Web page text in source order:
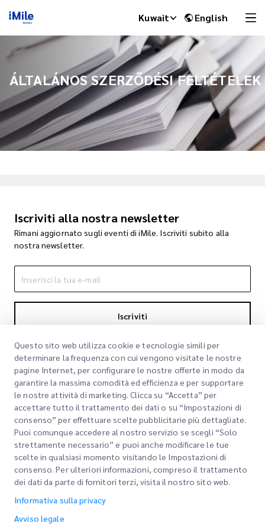
Kuwait English
ÁLTALÁNOS SZERZŐDÉSI FELTÉTELEK
Iscriviti alla nostra newsletter
Rimani aggiornato sugli eventi di iMile. Iscriviti subito alla
nostra newsletter.
Iscriviti
Iscrivendoti accetti la nostra Informativa sulla privacy Informativa sulla
privacy
Link rapidi
Sedi degli uffici
Richiedi un preventivo
Aziendale
Chi siamo
I nostri servizi
Questo sito web utilizza cookie e tecnologie simili per
determinare la frequenza con cui vengono visitate le nostre
pagine Internet, per configurare le nostre offerte in modo da
garantire la massima comodità ed efficienza e per supportare
le nostre attività di marketing. Clicca su “Accetta” per
accettare tutto il trattamento dei dati o su “Impostazioni di
consenso” per effettuare scelte pubblicitarie più dettagliate.
Puoi comunque accedere al nostro servizio se scegli “Solo
strettamente necessario” e puoi anche modificare le tue
scelte in qualsiasi momento visitando le Impostazioni di
consenso. Per ulteriori informazioni, compreso il trattamento
dei dati da parte di fornitori terzi, visita il nostro sito web.
Informativa sulla privacy
Avviso legale